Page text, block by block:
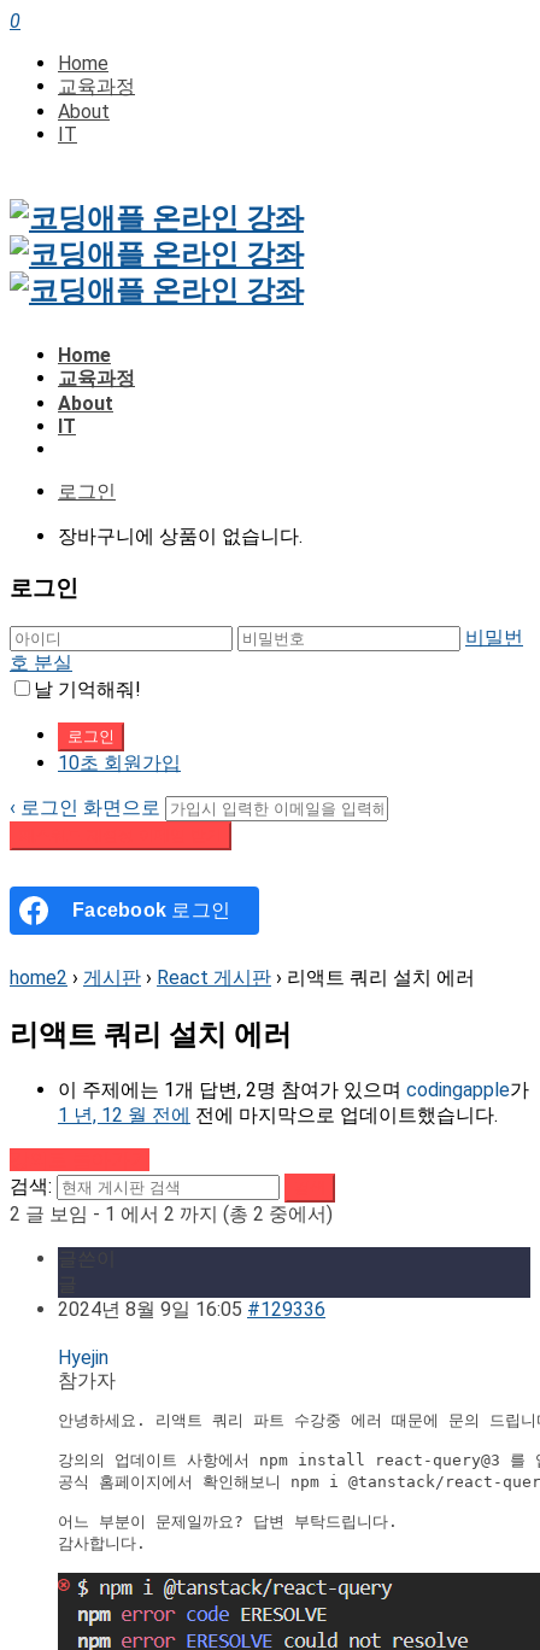
0
Home
교육과정
About
IT
Home
교육과정
About
IT
로그인
장바구니에 상품이 없습니다.
로그인
비밀번
호 분실
날 기억해줘!
10초 회원가입
‹ 로그인 화면으로
Facebook 로그인
home2 › 게시판 › React 게시판 › 리액트 쿼리 설치 에러
리액트 쿼리 설치 에러
이 주제에는 1개 답변, 2명 참여가 있으며 codingapple가
1 년, 12 월 전에 전에 마지막으로 업데이트했습니다.
검색:
2 글 보임 - 1 에서 2 까지 (총 2 중에서)
2024년 8월 9일 16:05 #129336
Hyejin
참가자
안녕하세요. 리액트 쿼리 파트 수강중 에러 때문에 문의 드립
강의의 업데이트 사항에서 npm install react-query@3 를 입
공식 홈페이지에서 확인해보니 npm i @tanstack/react-
어느 부분이 문제일까요? 답변 부탁드립니다.
감사합니다.